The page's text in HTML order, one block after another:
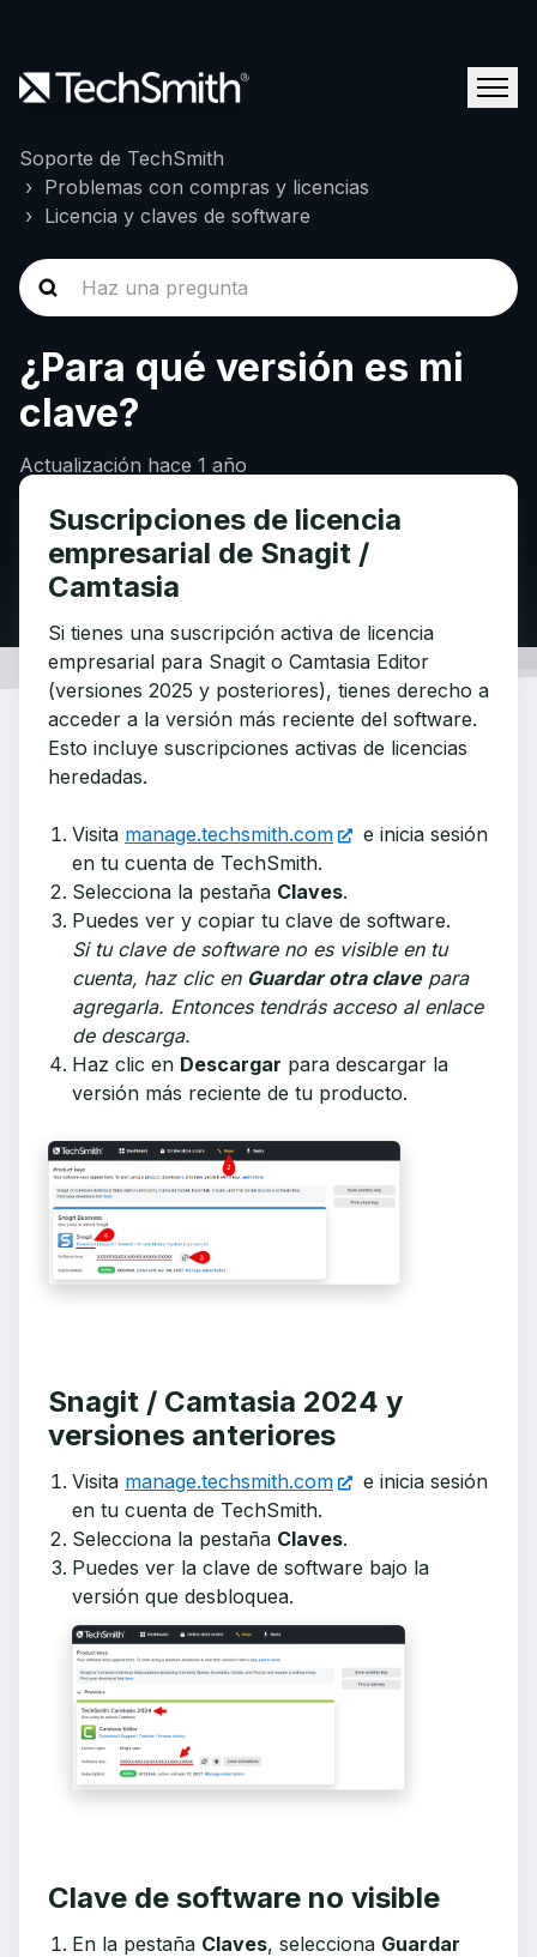
Soporte de TechSmith
Problemas con compras y licencias
Licencia y claves de software
¿Para qué versión es mi
clave?
Actualización hace 1 año
Suscripciones de licencia
empresarial de Snagit /
Camtasia
Si tienes una suscripción activa de licencia
empresarial para Snagit o Camtasia Editor
(versiones 2025 y posteriores), tienes derecho a
acceder a la versión más reciente del software.
Esto incluye suscripciones activas de licencias
heredadas.
Visita manage.techsmith.com
e inicia sesión
en tu cuenta de TechSmith.
Selecciona la pestaña Claves.
Puedes ver y copiar tu clave de software.
Si tu clave de software no es visible en tu
cuenta, haz clic en Guardar otra clavepara
agregarla. Entonces tendrás acceso al enlace
de descarga.
Haz clic en Descargar para descargar la
versión más reciente de tu producto.
Snagit / Camtasia 2024 y
versiones anteriores
Visita manage.techsmith.com
e inicia sesión
en tu cuenta de TechSmith.
Selecciona la pestaña Claves.
Puedes ver la clave de software bajo la
versión que desbloquea.
Clave de software no visible
En la pestaña Claves, selecciona Guardar